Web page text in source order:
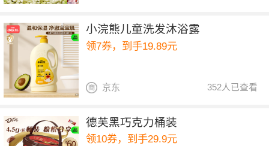
小浣熊儿童洗发沐浴露
领7券，到手19.89元
352人已查看
京东
德芙黑巧克力桶装
领10券，到手29.9元